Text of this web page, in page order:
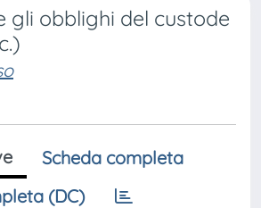
gli obblighi del custode
Scheda completa
(DC)